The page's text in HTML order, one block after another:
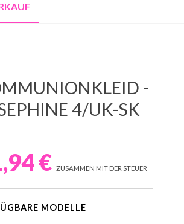
-
4/UK-SK
€ ZUSAMMEN MIT DER STEUER
MODELLE